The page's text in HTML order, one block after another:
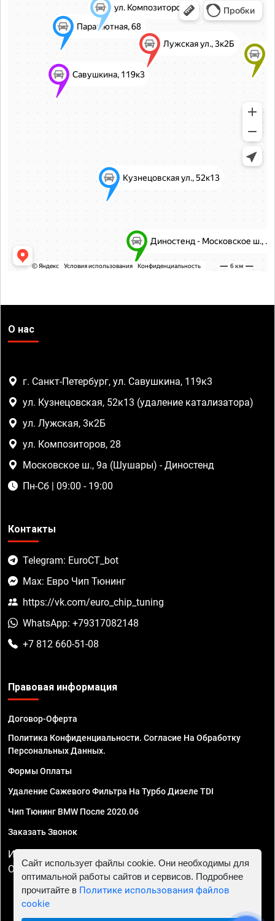
О нас
г. Санкт-Петербург, ул. Савушкина, 119к3
ул. Кузнецовская, 52к13 (удаление катализатора)
ул. Лужская, 3к2Б
ул. Композиторов, 28
Московское ш., 9а (Шушары) - Диностенд
Пн-Сб | 09:00 - 19:00
Контакты
Telegram: EuroCT_bot
Max: Евро Чип Тюнинг
https://vk.com/euro_chip_tuning
WhatsApp: +79317082148
+7 812 660-51-08
Правовая информация
Договор-Оферта
Политика Конфиденциальности. Согласие На Обработку
Персональных Данных.
Формы Оплаты
Удаление Сажевого Фильтра На Турбо Дизеле TDI
Чип Тюнинг BMW После 2020.06
Заказать Звонок
ИП Смирнов Георгий Павлович. ИНН 781302555843,
ОГРНИП 324470400032610
Сайт использует файлы cookie. Они необходимы для
оптимальной работы сайтов и сервисов. Подробнее
прочитайте в Политике использования файлов
cookie